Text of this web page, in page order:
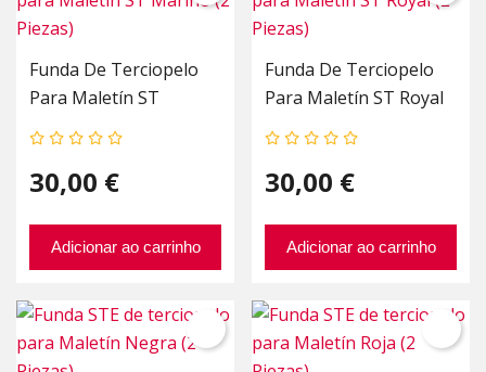
Funda De Terciopelo
Para Maletín ST
Marino (2 Piezas)
30,00 €
Adicionar ao carrinho
Funda De Terciopelo
Para Maletín ST Royal
(2 Piezas)
30,00 €
Adicionar ao carrinho